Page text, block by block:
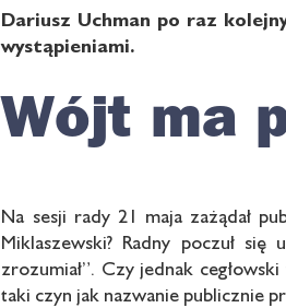
Dariusz Uchman po raz
wystąpieniami.
Wójt ma
Na sesji rady 21 maja zażądał
Miklaszewski? Radny poczuł
zrozumiał”. Czy jednak
taki czyn jak nazwanie publicznie